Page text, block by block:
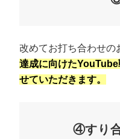
改めてお打ち合わせの
達成に向けた
せていただきます。
④すり